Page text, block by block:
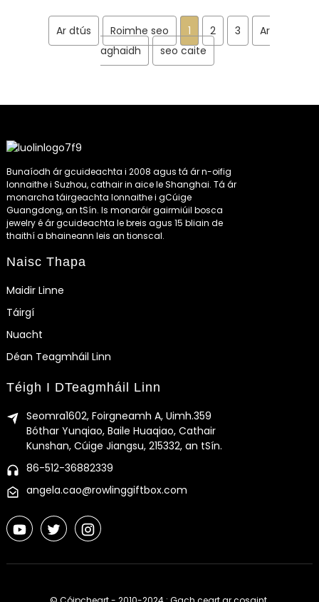
Ar dtús Roimhe seo 1 2 3
Ar
aghaidh
seo caite
Bunaíodh ár gcuideachta i 2008 agus tá ár n-oifig
lonnaithe i Suzhou, cathair in aice le Shanghai. Tá ár
monarcha táirgeachta lonnaithe i gCúige
Guangdong, an tSín. Is monaróir gairmiúil bosca
jewelry é ár gcuideachta le breis agus 15 bliain de
thaithí a bhaineann leis an tionscal.
Naisc Thapa
Maidir Linne
Táirgí
Nuacht
Déan Teagmháil Linn
Téigh I DTeagmháil Linn
Seomra1602, Foirgneamh A, Uimh.359
Bóthar Yunqiao, Baile Huaqiao, Cathair
Kunshan, Cúige Jiangsu, 215332, an tSín.
86-512-36882339
angela.cao@rowlinggiftbox.com